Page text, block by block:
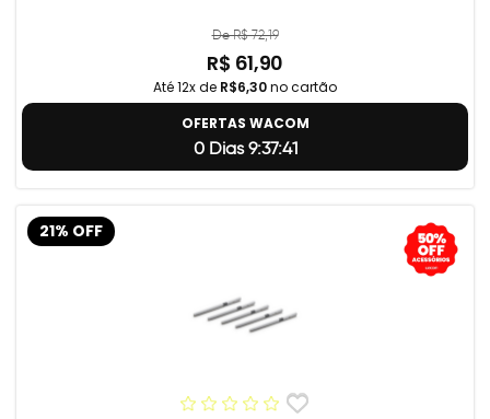
De R$ 72,19
R$ 61,90
Até 12x de R$6,30no cartão
OFERTAS WACOM
0 Dias 9:37:40
21% OFF